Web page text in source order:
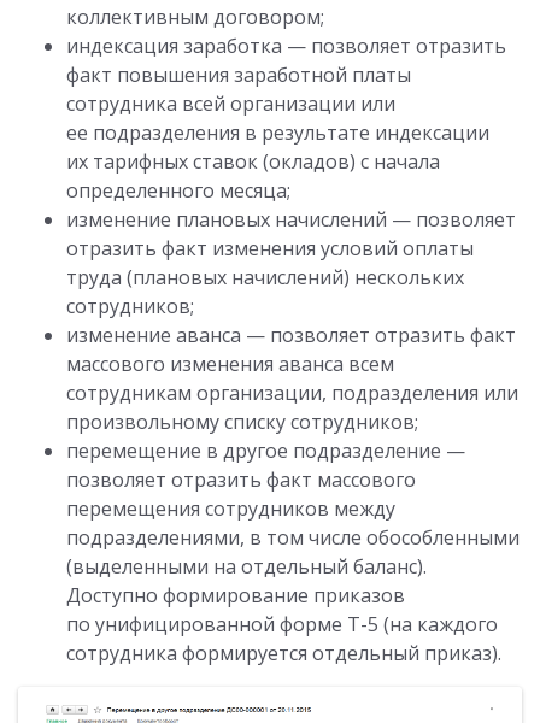
коллективным договором;
индексация заработка — позволяет отразить
факт повышения заработной платы
сотрудника всей организации или
ее подразделения в результате индексации
их тарифных ставок (окладов) с начала
определенного месяца;
изменение плановых начислений — позволяет
отразить факт изменения условий оплаты
труда (плановых начислений) нескольких
сотрудников;
изменение аванса — позволяет отразить факт
массового изменения аванса всем
сотрудникам организации, подразделения или
произвольному списку сотрудников;
перемещение в другое подразделение —
позволяет отразить факт массового
перемещения сотрудников между
подразделениями, в том числе обособленными
(выделенными на отдельный баланс).
Доступно формирование приказов
по унифицированной форме Т-5 (на каждого
сотрудника формируется отдельный приказ).